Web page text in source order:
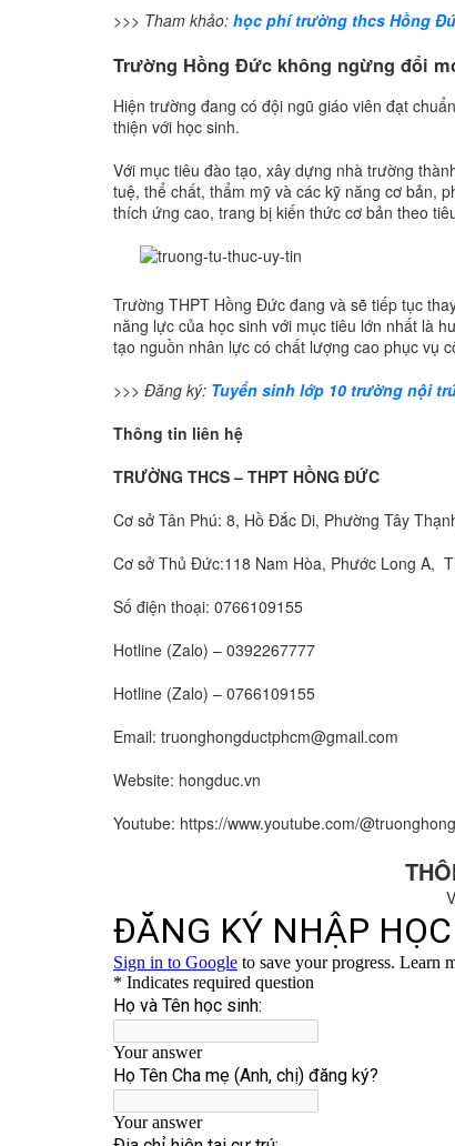
>>> Tham khảo: học phí trường thcs Hồng
Trường Hồng Đức không ngừng đổi
Hiện trường đang có đội ngũ giáo viên đạt
thiện với học sinh.
Với mục tiêu đào tạo, xây dựng nhà trường
tuệ, thể chất, thẩm mỹ và các kỹ năng cơ bản,
thích ứng cao, trang bị kiến thức cơ bản theo
Trường THPT Hồng Đức đang và sẽ tiếp tục
năng lực của học sinh với mục tiêu lớn nhất là
tạo nguồn nhân lực có chất lượng cao phục vụ
>>> Đăng ký: Tuyển sinh lớp 10 trường nội
Thông tin liên hệ
TRƯỜNG THCS – THPT HỒNG ĐỨC
Cơ sở Tân Phú: 8, Hồ Đắc Di, Phường Tây
Cơ sở Thủ Đức:118 Nam Hòa, Phước Long A,
Số điện thoại: 0766109155
Hotline (Zalo) – 0392267777
Hotline (Zalo) – 0766109155
Email: truonghongductphcm@gmail.com
Website: hongduc.vn
Youtube: https://www.youtube.com/